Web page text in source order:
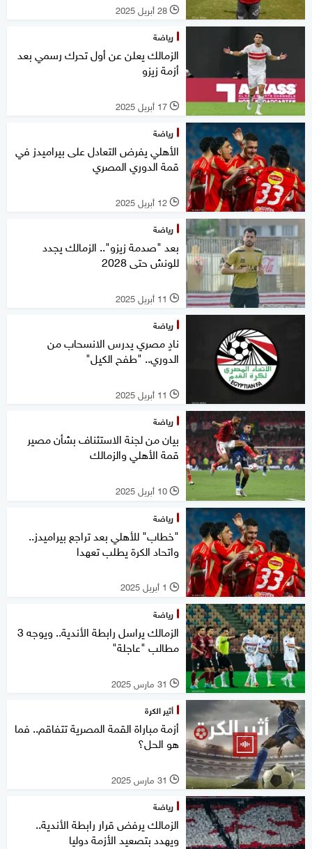
l 28 أبريل 2025
رياضة
الزمالك يعلن عن أول تحرك رسمي بعد
أزمة زيزو
l 17 أبريل 2025
رياضة
الأهلي يفرض التعادل على بيراميدز في
قمة الدوري المصري
l 12 أبريل 2025
رياضة
بعد "صدمة زيزو".. الزمالك يجدد
للونش حتى 2028
l 11 أبريل 2025
رياضة
نادٍ مصري يدرس الانسحاب من
الدوري.. "طفح الكيل"
l 11 أبريل 2025
رياضة
بيان من لجنة الاستئناف بشأن مصير
قمة الأهلي والزمالك
l 10 أبريل 2025
رياضة
"خطاب" للأهلي بعد تراجع بيراميدز..
واتحاد الكرة يطلب تعهدا
l 1 أبريل 2025
رياضة
الزمالك يراسل رابطة الأندية.. ويوجه 3
مطالب "عاجلة"
l 31 مارس 2025
أثير الكرة
أزمة مباراة القمة المصرية تتفاقم.. فما
هو الحل؟
l 31 مارس 2025
رياضة
الزمالك يرفض قرار رابطة الأندية..
ويهدد بتصعيد الأزمة دوليا